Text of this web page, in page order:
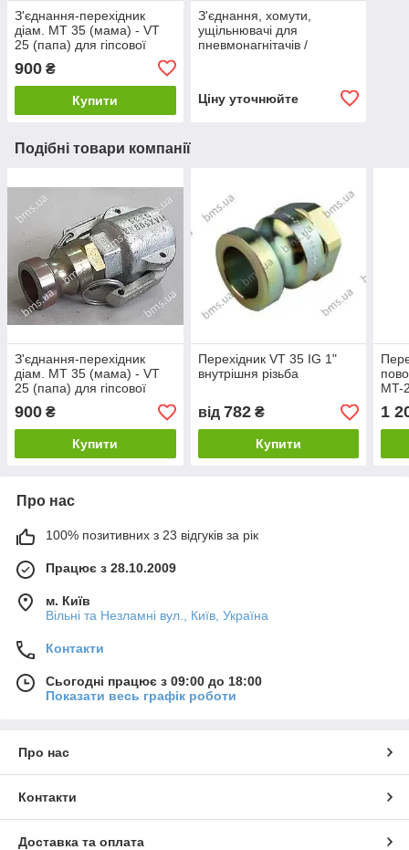
З'єднання-перехідник
діам. MT 35 (мама) - VT
25 (папа) для гіпсової
900 ₴
Купити
З'єднання, хомути,
ущільнювачі для
пневмонагнітачів /
Ціну уточнюйте
Подібні товари компанії
З'єднання-перехідник
діам. MT 35 (мама) - VT
25 (папа) для гіпсової
штукатурки
900 ₴
Купити
Перехідник VT 35 IG 1"
внутрішня різьба
від 782₴
Купити
МT-
1
Про нас
100% позитивних з 23 відгуків за рік
Працює з 28.10.2009
м. Київ
Вільні та Незламні вул., Київ, Україна
Контакти
Сьогодні працює з 09:00 до 18:00
Показати весь графік роботи
Про нас
Контакти
Доставка та оплата